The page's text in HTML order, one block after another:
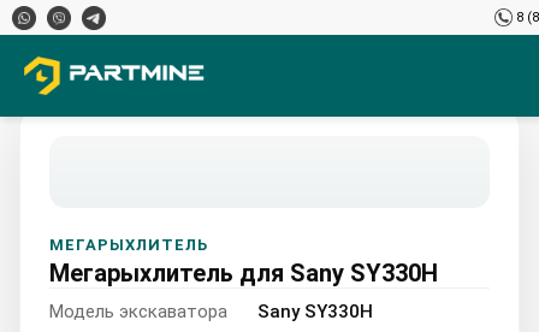
8
МЕГАРЫХЛИТЕЛЬ
Мегарыхлитель для Sany SY330H
Модель экскаватора Sany SY330H